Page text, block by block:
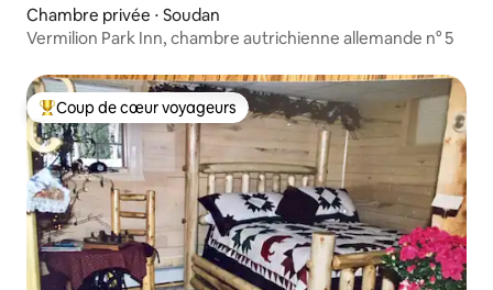
Chambre privée ⋅ Soudan
Vermilion Park Inn, chambre autrichienne allemande n° 5
Coups de cœur voyageurs les plus appréciés
Coup de cœur voyageurs